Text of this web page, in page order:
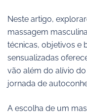
Neste artigo,
massagem
técnicas, objetivos e
sensualizadas
vão além do alívio
jornada de
A escolha de um